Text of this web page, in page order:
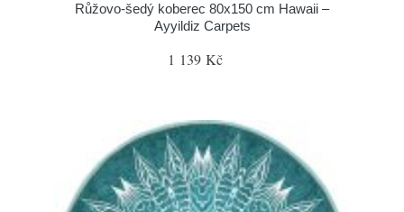
Růžovo-šedý koberec 80x150 cm Hawaii –
Ayyildiz Carpets
1 139 Kč